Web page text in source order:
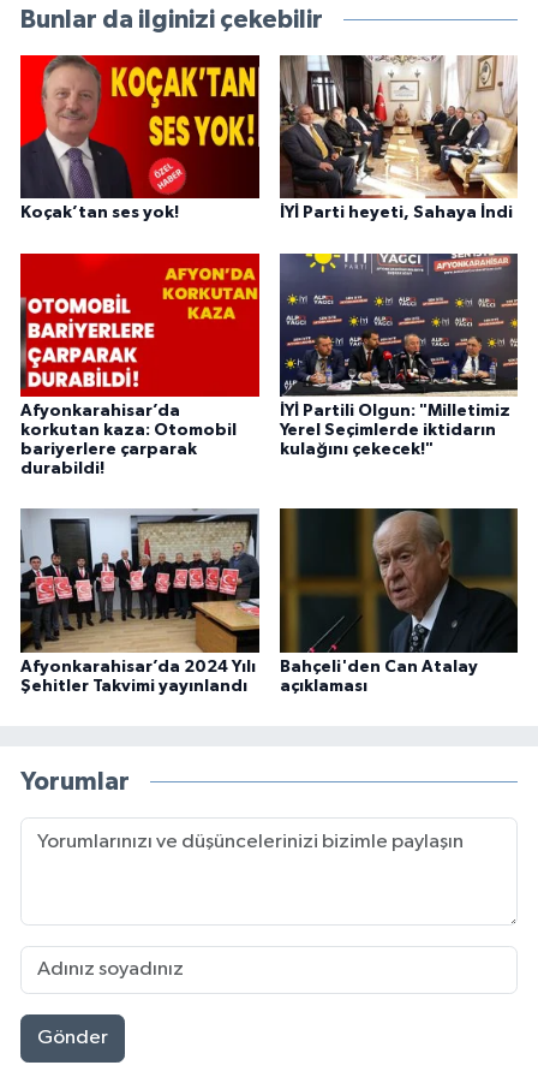
Bunlar da ilginizi çekebilir
Koçak’tan ses yok! İYİ Parti heyeti, Sahaya İndi
Afyonkarahisar’da
korkutan kaza: Otomobil
bariyerlere çarparak
durabildi!
İYİ Partili Olgun: "Milletimiz
Yerel Seçimlerde iktidarın
kulağını çekecek!"
Afyonkarahisar’da 2024 Yılı
Şehitler Takvimi yayınlandı
Bahçeli'den Can Atalay
açıklaması
Yorumlar
Gönder